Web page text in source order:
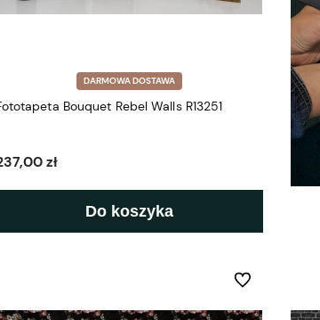
DARMOWA DOSTAWA
Bouquet Rebel Walls R13251
zł
Do koszyka
Do ulubionych